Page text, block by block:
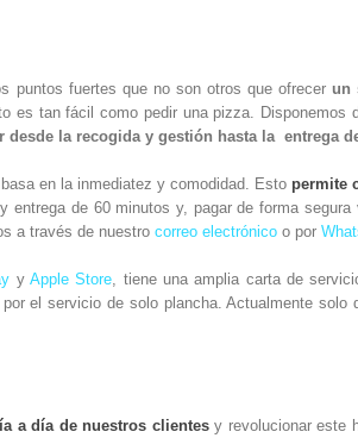
puntos fuertes que no son otros que ofrecerun
es tan fácil como pedir una pizza.
desde la recogida y gestión hasta la entrega
en la inmediatez y comodidad. Esto permite
entrega de 60 minutos y, pagar de forma
a través de nuestro correo electrónico o por
y Apple Store, tiene una amplia carta de
el servicio de solo plancha. Actualmente
a día de nuestros clientesy revolucionar este